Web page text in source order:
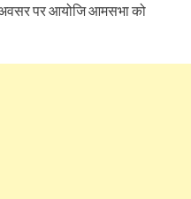
पर आयोजि आमसभा को